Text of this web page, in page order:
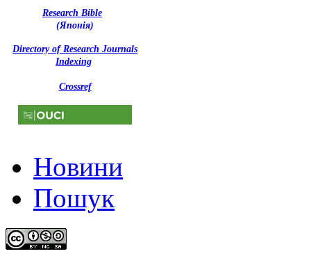
Research Bible
(Японія)
Directory of Research Journals
Indexing
Crossref
Новини
Пошук